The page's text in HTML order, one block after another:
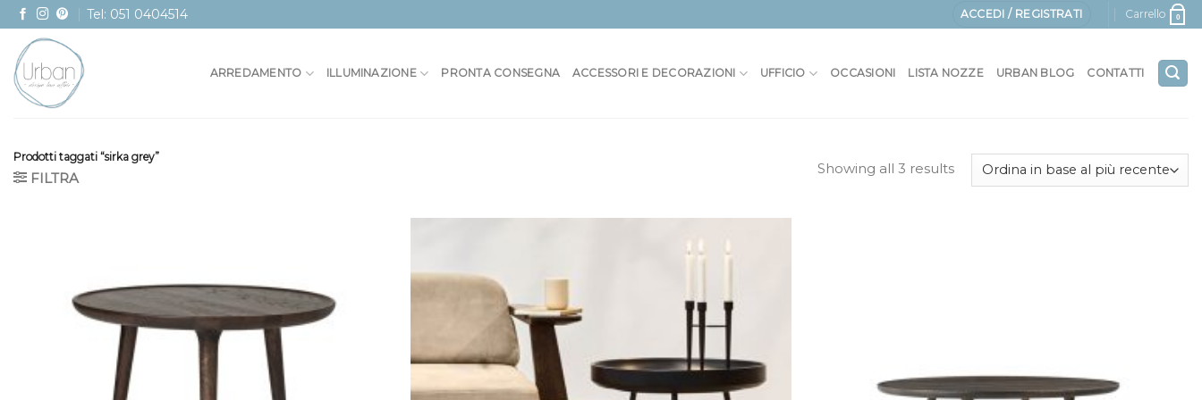
Skip
to
content
Tel: 051 0404514 ACCEDI / REGISTRATI Carrello 0
ARREDAMENTO ILLUMINAZIONE PRONTA CONSEGNA ACCESSORI E DECORAZIONI UFFICIO OCCASIONI LISTA NOZZE URBAN BLOG CONTATTI
Prodotti taggati “sirka grey”
FILTRA
Showing all 3 results